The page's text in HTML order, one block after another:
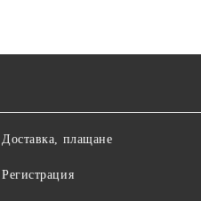
Доставка, плащане
Регистрация